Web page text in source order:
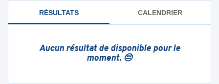
RÉSULTATS CALENDRIER
Aucun résultat de disponible pour le
moment. 😔